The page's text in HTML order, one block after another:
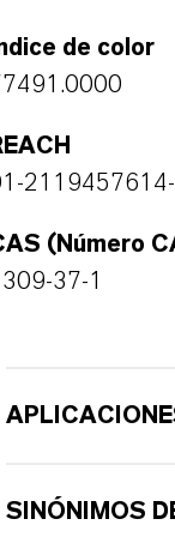
de color
(Número
37-1
SINÓNIMOS